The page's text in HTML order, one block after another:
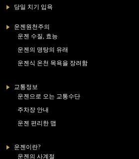
당일 치기 입욕
운젠원천주의
운젠 수질, 효능
운젠의 명탕의 유래
운젠식 온천 목욕을 장려함
교통정보
운젠으로 오는 교통수단
주차장 안내
운젠 편리한 맵
운젠이란?
운젠의 사계절